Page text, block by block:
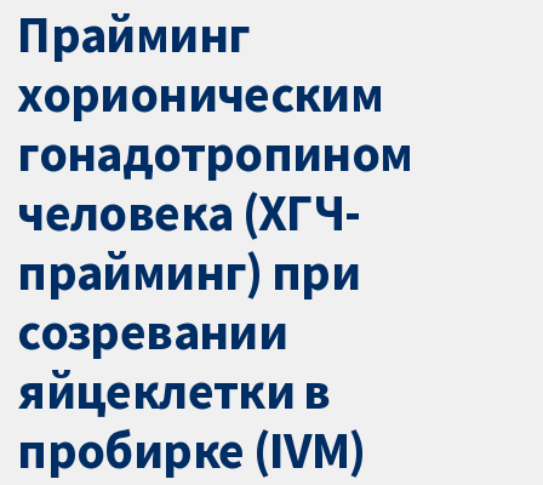
Прайминг
хорионическим
гонадотропином
человека (ХГЧ-
прайминг) при
созревании
яйцеклетки в
пробирке (IVM)